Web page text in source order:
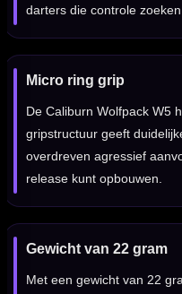
darters die controle
Micro ring grip
De Caliburn Wolfpack W5
gripstructuur geeft
overdreven agressief
release kunt opbouwen.
Gewicht van 22 gram
Met een gewicht van 22